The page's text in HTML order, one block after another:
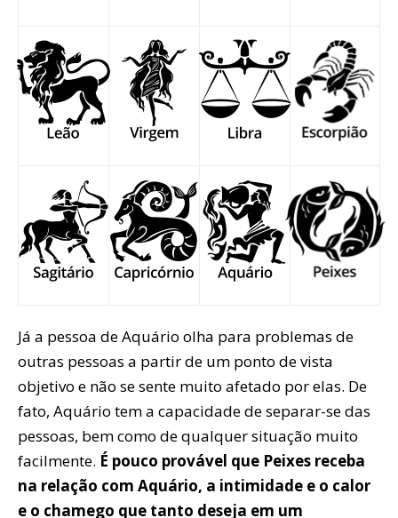
Já a pessoa de Aquário olha para problemas de
outras pessoas a partir de um ponto de vista
objetivo e não se sente muito afetado por elas. De
fato, Aquário tem a capacidade de separar-se das
pessoas, bem como de qualquer situação muito
facilmente. É pouco provável que Peixes receba
na relação com Aquário, a intimidade e o calor
e o chamego que tanto deseja em um